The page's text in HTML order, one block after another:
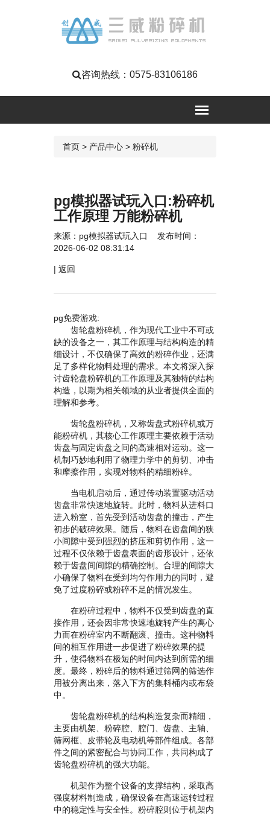
咨询热线： 0575-83106186
首页 > 产品中心 > 粉碎机
pg模拟器试玩入口:粉碎机
工作原理 万能粉碎机
来源： pg模拟器试玩入口
发布时间：
2026-06-02 08:31:14
| 返回
pg免费游戏:
齿轮盘粉碎机，作为现代工业中不可或
缺的设备之一，其工作原理与结构构造的精
细设计，不仅确保了高效的粉碎作业，还满
足了多样化物料处理的需求。本文将深入探
讨齿轮盘粉碎机的工作原理及其独特的结构
构造，以期为相关领域的从业者提供全面的
理解和参考。
齿轮盘粉碎机，又称齿盘式粉碎机或万
能粉碎机，其核心工作原理主要依赖于活动
齿盘与固定齿盘之间的高速相对运动。这一
机制巧妙地利用了物理力学中的剪切、冲击
和摩擦作用，实现对物料的精细粉碎。
当电机启动后，通过传动装置驱动活动
齿盘非常快速地旋转。此时，物料从进料口
进入粉室，首先受到活动齿盘的撞击，产生
初步的破碎效果。随后，物料在齿盘间的狭
小间隙中受到强烈的挤压和剪切作用，这一
过程不仅依赖于齿盘表面的齿形设计，还依
赖于齿盘间间隙的精确控制。合理的间隙大
小确保了物料在受到均匀作用力的同时，避
免了过度粉碎或粉碎不足的情况发生。
在粉碎过程中，物料不仅受到齿盘的直
接作用，还会因非常快速地旋转产生的离心
力而在粉碎室内不断翻滚、撞击。这种物料
间的相互作用进一步促进了粉碎效果的提
升，使得物料在极短的时间内达到所需的细
度。最终，粉碎后的物料通过筛网的筛选作
用被分离出来，落入下方的集料桶内或布袋
中。
齿轮盘粉碎机的结构构造复杂而精细，
主要由机架、粉碎腔、腔门、齿盘、主轴、
筛网框、皮带轮及电动机等部件组成。各部
件之间的紧密配合与协同工作，共同构成了
齿轮盘粉碎机的强大功能。
机架作为整个设备的支撑结构，采取高
强度材料制造成，确保设备在高速运转过程
中的稳定性与安全性。粉碎腔则位于机架内